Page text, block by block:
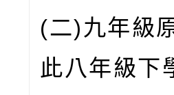
(二)九年級
此八年級下